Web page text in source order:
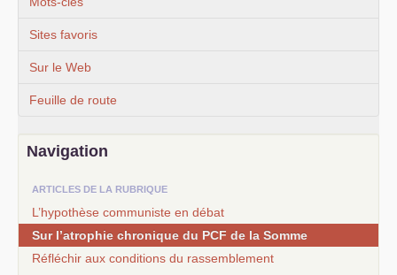
Sites favoris
Sur le Web
Feuille de route
Navigation
ARTICLES DE LA RUBRIQUE
L’hypothèse communiste en débat
Sur l’atrophie chronique du PCF de la Somme
Réfléchir aux conditions du rassemblement